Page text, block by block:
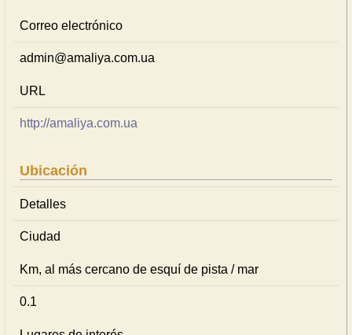
Correo electrónico
admin@amaliya.com.ua
URL
http://amaliya.com.ua
Ubicación
Detalles
Ciudad
Km, al más cercano de esquí de pista / mar
0.1